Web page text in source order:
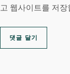
고 웹사이트를 저장